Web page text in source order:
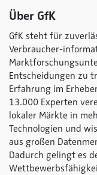
Über GfK
GfK steht für
Verbraucher-
Entscheidungen zu
Erfahrung im
13.000 Experten
lokaler Märkte in
Technologien und
aus großen
Dadurch gelingt es